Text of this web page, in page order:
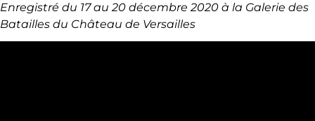
Enregistré du 17 au 20 décembre 2020 à la Galerie des
Batailles du Château de Versailles